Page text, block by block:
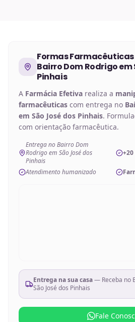
Formas Farmacêuticas
Bairro Dom Rodrigo em
Pinhais
A Farmácia Efetiva realiza a
farmacêuticas com entrega no
em São José dos Pinhais.
com orientação farmacêutica.
Entrega no Bairro Dom
Rodrigo em São José dos
Pinhais
Atendimento humanizado
Entrega na sua casa— Receba no
São José dos Pinhais
Fale